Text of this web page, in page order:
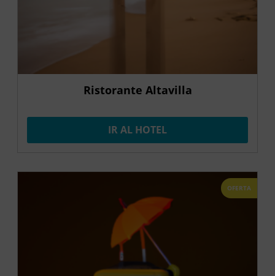
Ristorante Altavilla
IR AL HOTEL
OFERTA